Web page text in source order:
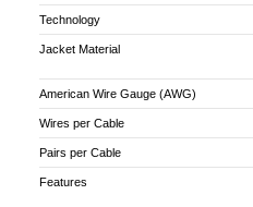
Technology
Jacket Material
American Wire Gauge (AWG)
Wires per Cable
Pairs per Cable
Features